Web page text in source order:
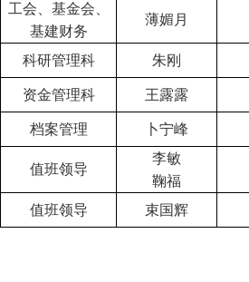
工会、基金会、
基建财务
薄媚月
科研管理科 朱刚
资金管理科 王露露
档案管理 卜宁峰
值班领导
李敏
鞠福
值班领导 束国辉